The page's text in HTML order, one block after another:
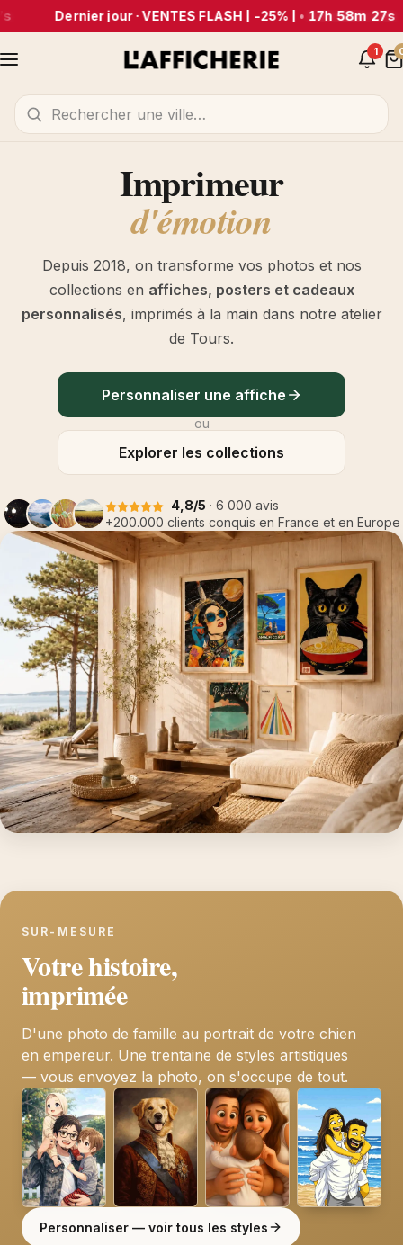
Dernier jour · VENTES FLASH | -25% |•17h 58m 26s
1
Imprimeur
d'émotion
Depuis 2018, on transforme vos photos et nos
collections en affiches, posters et cadeaux
personnalisés, imprimés à la main dans notre atelier
de Tours.
Personnaliser une affiche
ou
Explorer les collections
4,8/5 · 6 000 avis
+200.000 clients conquis en France et en Europe
SUR-MESURE
Votre histoire,
imprimée
D'une photo de famille au portrait de votre chien
en empereur. Une trentaine de styles artistiques
— vous envoyez la photo, on s'occupe de tout.
Personnaliser — voir tous les styles